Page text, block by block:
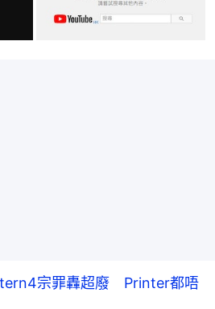
宗罪轟超廢　Printer都唔